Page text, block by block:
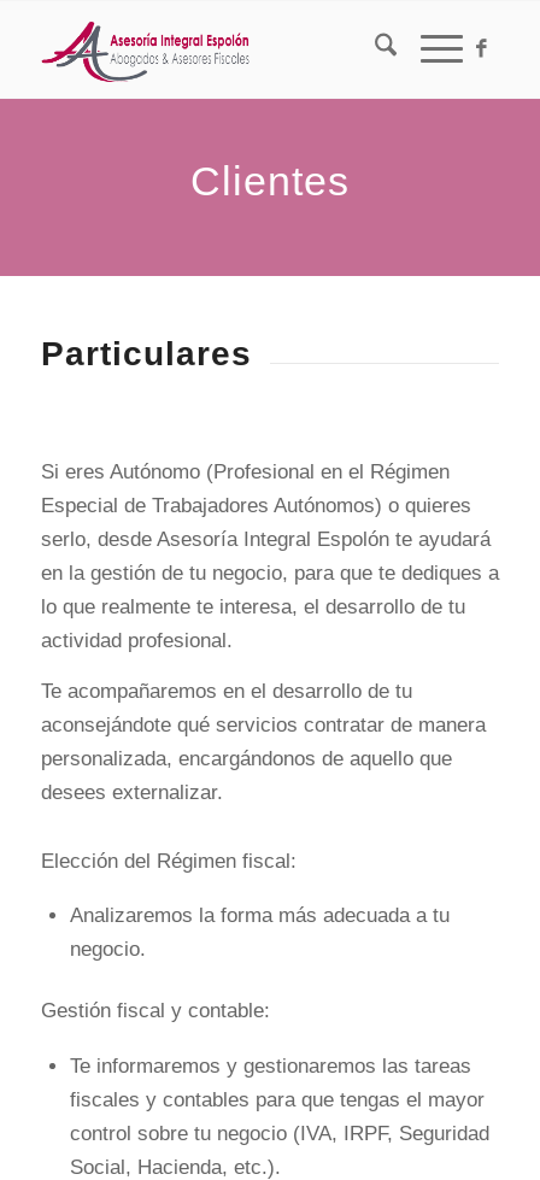
Clientes
Particulares
Si eres Autónomo (Profesional en el Régimen
Especial de Trabajadores Autónomos) o quieres
serlo, desde Asesoría Integral Espolón te ayudará
en la gestión de tu negocio, para que te dediques a
lo que realmente te interesa, el desarrollo de tu
actividad profesional.
Te acompañaremos en el desarrollo de tu
aconsejándote qué servicios contratar de manera
personalizada, encargándonos de aquello que
desees externalizar.
Elección del Régimen fiscal:
Analizaremos la forma más adecuada a tu
negocio.
Gestión fiscal y contable:
Te informaremos y gestionaremos las tareas
fiscales y contables para que tengas el mayor
control sobre tu negocio (IVA, IRPF, Seguridad
Social, Hacienda, etc.).